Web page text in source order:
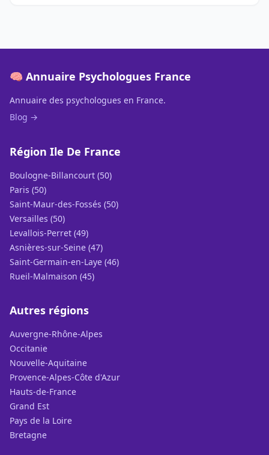
🧠 Annuaire Psychologues France
Annuaire des psychologues en France.
Blog →
Région Ile De France
Boulogne-Billancourt (50)
Paris (50)
Saint-Maur-des-Fossés (50)
Versailles (50)
Levallois-Perret (49)
Asnières-sur-Seine (47)
Saint-Germain-en-Laye (46)
Rueil-Malmaison (45)
Autres régions
Auvergne-Rhône-Alpes
Occitanie
Nouvelle-Aquitaine
Provence-Alpes-Côte d'Azur
Hauts-de-France
Grand Est
Pays de la Loire
Bretagne